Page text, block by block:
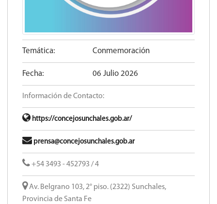
Temática: Conmemoración
Fecha: 06 Julio 2026
Información de Contacto:
https://concejosunchales.gob.ar/
prensa@concejosunchales.gob.ar
+54 3493 - 452793 / 4
Av. Belgrano 103, 2° piso. (2322) Sunchales,
Provincia de Santa Fe